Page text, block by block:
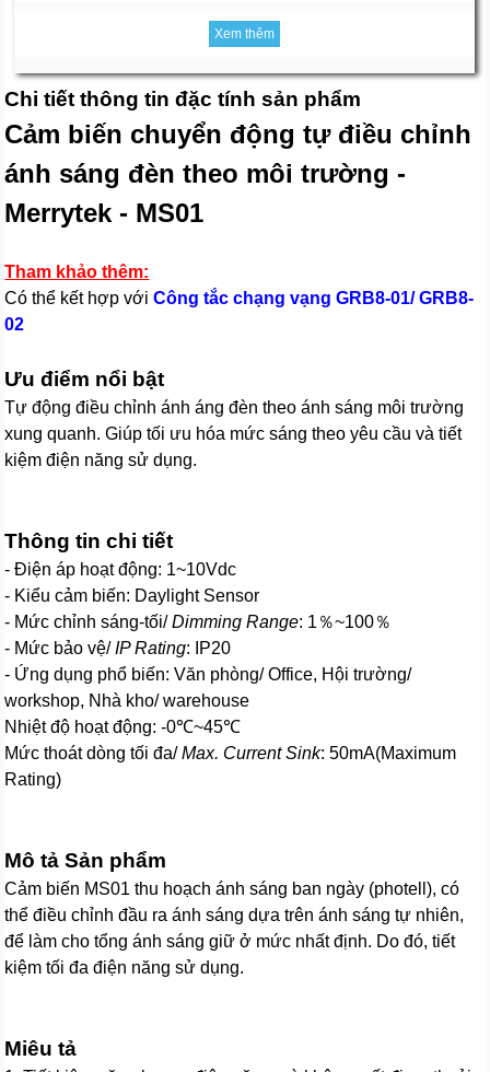
Xem thêm
Chi tiết thông tin đặc tính sản phẩm
Cảm biến chuyển động tự điều chỉnh
ánh sáng đèn theo môi trường -
Merrytek - MS01
Tham khảo thêm:
Có thể kết hợp vớiCông tắc chạng vạng GRB8-01/ GRB8-
02
Ưu điểm nổi bật
Tự động điều chỉnh ánh áng đèn theo ánh sáng môi trường
xung quanh. Giúp tối ưu hóa mức sáng theo yêu cầu và tiết
kiệm điện năng sử dụng.
Thông tin chi tiết
- Điện áp hoạt động: 1~10Vdc
- Kiểu cảm biến: Daylight Sensor
- Mức chỉnh sáng-tối/Dimming Range: 1％~100％
- Mức bảo vệ/IP Rating: IP20
- Ứng dụng phổ biến: Văn phòng/ Office, Hội trường/
workshop, Nhà kho/ warehouse
Nhiệt độ hoạt động: -0℃~45℃
Mức thoát dòng tối đa/Max. Current Sink: 50mA(Maximum
Rating)
Mô tả Sản phẩm
Cảm biến MS01 thu hoạch ánh sáng ban ngày (photell), có
thể điều chỉnh đầu ra ánh sáng dựa trên ánh sáng tự nhiên,
để làm cho tổng ánh sáng giữ ở mức nhất định. Do đó, tiết
kiệm tối đa điện năng sử dụng.
Miêu tả